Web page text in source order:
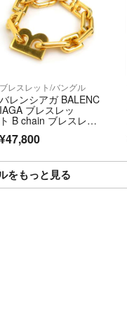
ブレスレット/バングル
バレンシアガ BALENC
IAGA ブレスレッ
ト B chain ブレスレッ
ト メタル ゴールド レ
ディース 送料無料
¥47,800
をもっと見る